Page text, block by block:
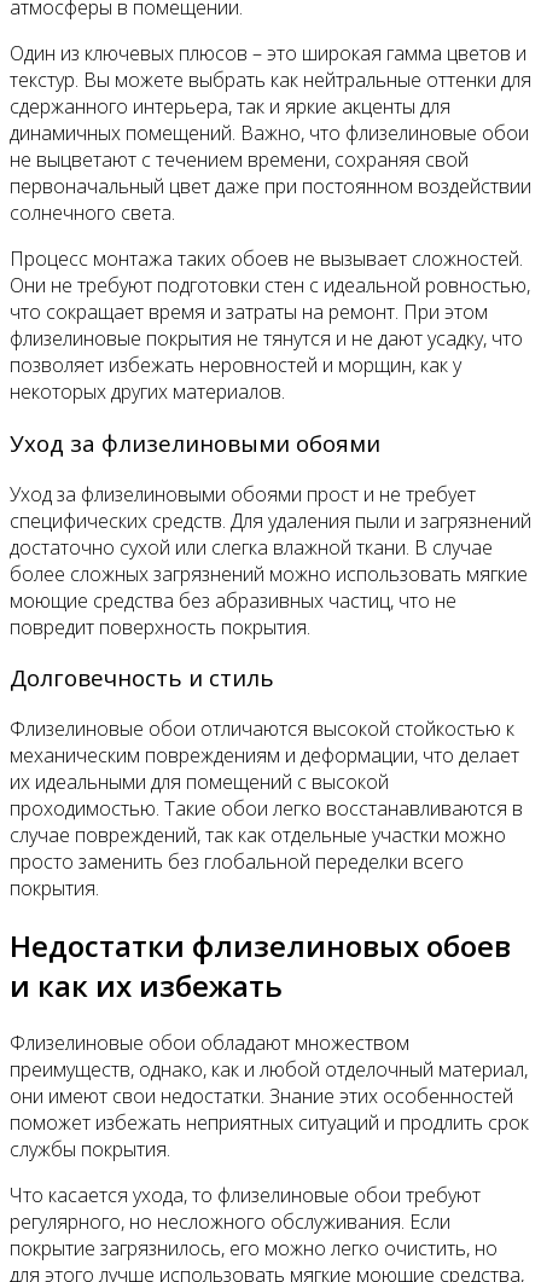
атмосферы в помещении.
Один из ключевых плюсов – это широкая гамма цветов и
текстур. Вы можете выбрать как нейтральные оттенки для
сдержанного интерьера, так и яркие акценты для
динамичных помещений. Важно, что флизелиновые обои
не выцветают с течением времени, сохраняя свой
первоначальный цвет даже при постоянном воздействии
солнечного света.
Процесс монтажа таких обоев не вызывает сложностей.
Они не требуют подготовки стен с идеальной ровностью,
что сокращает время и затраты на ремонт. При этом
флизелиновые покрытия не тянутся и не дают усадку, что
позволяет избежать неровностей и морщин, как у
некоторых других материалов.
Уход за флизелиновыми обоями
Уход за флизелиновыми обоями прост и не требует
специфических средств. Для удаления пыли и загрязнений
достаточно сухой или слегка влажной ткани. В случае
более сложных загрязнений можно использовать мягкие
моющие средства без абразивных частиц, что не
повредит поверхность покрытия.
Долговечность и стиль
Флизелиновые обои отличаются высокой стойкостью к
механическим повреждениям и деформации, что делает
их идеальными для помещений с высокой
проходимостью. Такие обои легко восстанавливаются в
случае повреждений, так как отдельные участки можно
просто заменить без глобальной переделки всего
покрытия.
Недостатки флизелиновых обоев
и как их избежать
Флизелиновые обои обладают множеством
преимуществ, однако, как и любой отделочный материал,
они имеют свои недостатки. Знание этих особенностей
поможет избежать неприятных ситуаций и продлить срок
службы покрытия.
Что касается ухода, то флизелиновые обои требуют
регулярного, но несложного обслуживания. Если
покрытие загрязнилось, его можно легко очистить, но
для этого лучше использовать мягкие моющие средства,